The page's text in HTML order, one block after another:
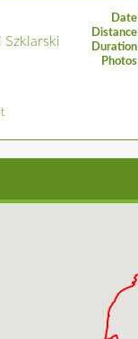
Szklarski
Date
Distance
Duration
Photos